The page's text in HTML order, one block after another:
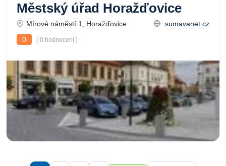
Městský úřad Horažďovice
Mírové náměstí 1, Horažďovice
sumavanet.cz
0
( 0 hodnocení )